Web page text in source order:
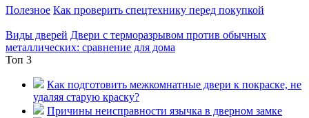
Полезное Как проверить спецтехнику перед покупкой
Виды дверей Двери с терморазрывом против обычных
металлических: сравнение для дома
Топ 3
Как подготовить межкомнатные двери к покраске, не
удаляя старую краску?
Причины неисправности язычка в дверном замке